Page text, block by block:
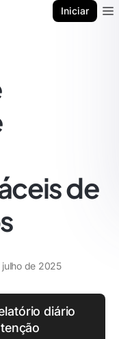
Iniciar
de
julho de 2025
diário